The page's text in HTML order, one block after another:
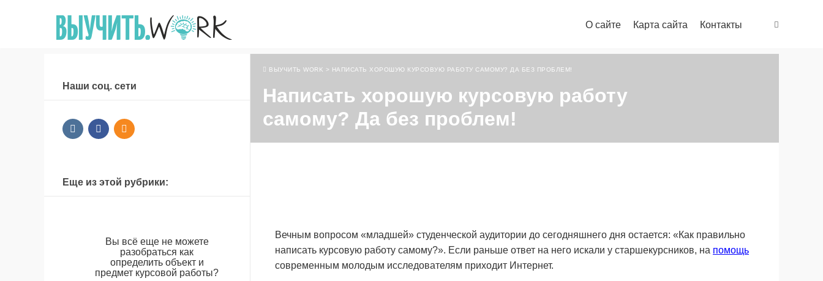
О сайте Карта сайта Контакты
ВЫУЧИТЬ WORK > НАПИСАТЬ ХОРОШУЮ КУРСОВУЮ РАБОТУ САМОМУ? ДА БЕЗ ПРОБЛЕМ!
Написать хорошую курсовую работу
самому? Да без проблем!
Вечным вопросом «младшей» студенческой аудитории до сегодняшнего дня остается: «Как правильно
написать курсовую работу самому?». Если раньше ответ на него искали у старшекурсников, на помощь
современным молодым исследователям приходит Интернет.
Наши соц. сети
Еще из этой рубрики:
Вы всё еще не можете
разобраться как
определить объект и
предмет курсовой работы?